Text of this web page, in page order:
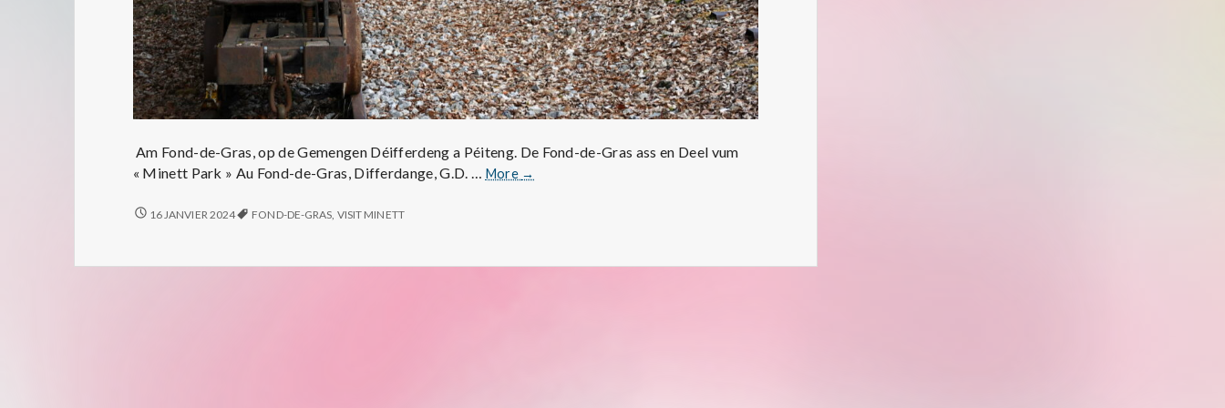
Am Fond-de-Gras, op de Gemengen Déifferdeng a Péiteng. De Fond-de-Gras ass en Deel vum
« Minett Park » Au Fond-de-Gras, Differdange, G.D. … More
Am
→
AM
16 JANVIER 2024 FOND-DE-GRAS VISIT MINETT